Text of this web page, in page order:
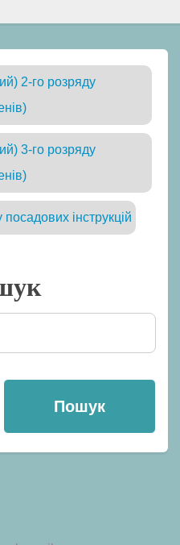
2-го розряду
3-го розряду
інструкцій